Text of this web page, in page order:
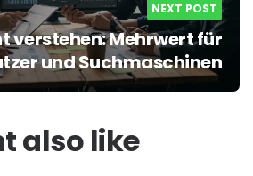
NEXT POST
verstehen: Mehrwert für
und Suchmaschinen
also like